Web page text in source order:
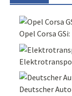
Opel Corsa
Deutscher